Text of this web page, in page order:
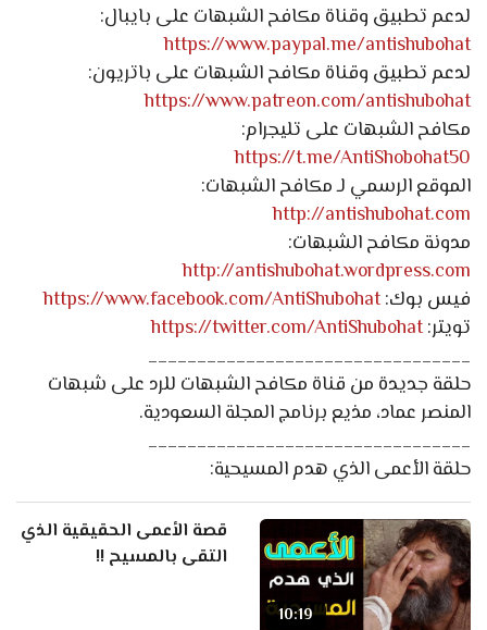
لدعم تطبيق وقناة مكافح الشبهات على بايبال:
https://www.paypal.me/antishubohat
لدعم تطبيق وقناة مكافح الشبهات على باتريون:
https://www.patreon.com/antishubohat
مكافح الشبهات على تليجرام:
https://t.me/AntiShobohat50
الموقع الرسمي لـ مكافح الشبهات:
http://antishubohat.com
مدونة مكافح الشبهات:
http://antishubohat.wordpress.com
فيس بوك:https://www.facebook.com/AntiShubohat
تويتر:https://twitter.com/AntiShubohat
_________________________________
حلقة جديدة من قناة مكافح الشبهات للرد على شبهات
المنصر عماد، مذيع برنامج المجلة السعودية.
_________________________________
حلقة الأعمى الذي هدم المسيحية:
10:19
قصة الأعمى الحقيقية الذي
التقى بالمسيح !!